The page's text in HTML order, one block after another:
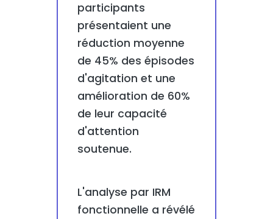
participants
présentaient une
réduction moyenne
de 45% des épisodes
d'agitation et une
amélioration de 60%
de leur capacité
d'attention
soutenue.
L'analyse par IRM
fonctionnelle a révélé